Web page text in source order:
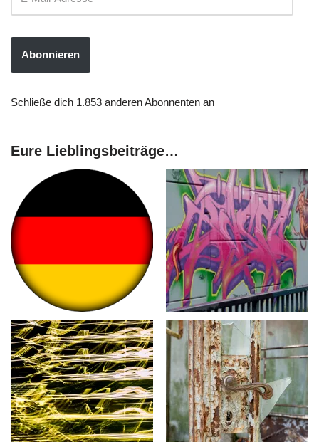
Abonnieren
Schließe dich 1.853 anderen Abonnenten an
Eure Lieblingsbeiträge…